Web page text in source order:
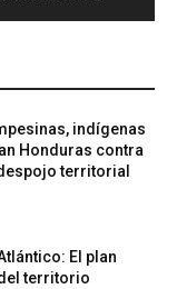
indígenas
Honduras contra
territorial
El plan
territorio